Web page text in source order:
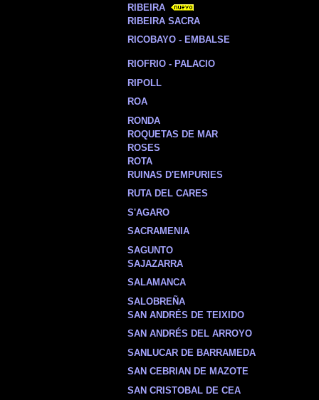
RIBEIRA
RIBEIRA SACRA
RICOBAYO - EMBALSE
RIOFRIO - PALACIO
RIPOLL
ROA
RONDA
ROQUETAS DE MAR
ROSES
ROTA
RUINAS D'EMPURIES
RUTA DEL CARES
S'AGARO
SACRAMENIA
SAGUNTO
SAJAZARRA
SALAMANCA
SALOBREÑA
SAN ANDRÉS DE TEIXIDO
SAN ANDRÉS DEL ARROYO
SANLUCAR DE BARRAMEDA
SAN CEBRIAN DE MAZOTE
SAN CRISTOBAL DE CEA